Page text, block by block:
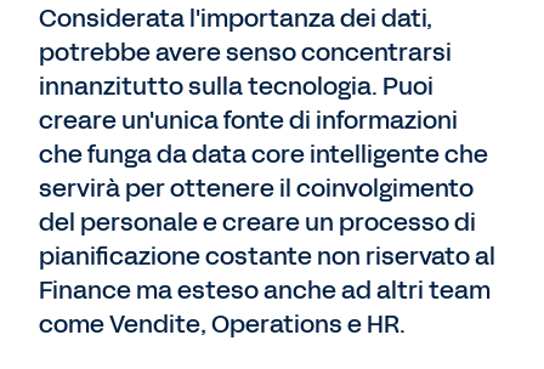
Considerata l'importanza dei dati,
potrebbe avere senso concentrarsi
innanzitutto sulla tecnologia. Puoi
creare un'unica fonte di informazioni
che funga da data core intelligente che
servirà per ottenere il coinvolgimento
del personale e creare un processo di
pianificazione costante non riservato al
Finance ma esteso anche ad altri team
come Vendite, Operations e HR.